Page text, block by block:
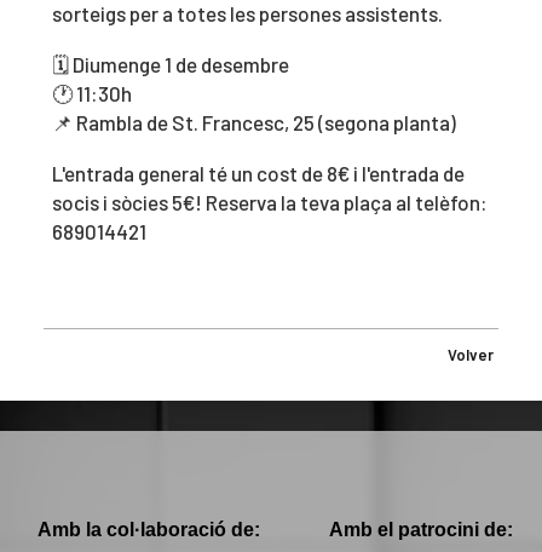
sorteigs per a totes les persones assistents.
🗓️ Diumenge 1 de desembre
🕐 11:30h
📌 Rambla de St. Francesc, 25 (segona planta)
L'entrada general té un cost de 8€ i l'entrada de
socis i sòcies 5€! Reserva la teva plaça al telèfon:
689014421
Volver
Amb la col·laboració de: Amb el patrocini de: